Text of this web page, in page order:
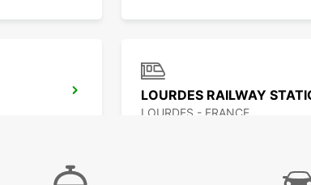
LOURDES RAILWAY
LOURDES - FRANCE